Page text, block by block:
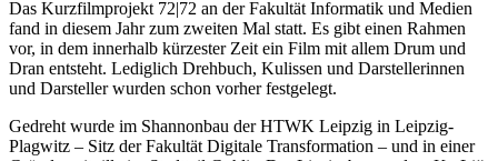
Das Kurzfilmprojekt 72|72 an der Fakultät Informatik und Medien
fand in diesem Jahr zum zweiten Mal statt. Es gibt einen Rahmen
vor, in dem innerhalb kürzester Zeit ein Film mit allem Drum und
Dran entsteht. Lediglich Drehbuch, Kulissen und Darstellerinnen
und Darsteller wurden schon vorher festgelegt.
Gedreht wurde im Shannonbau der HTWK Leipzig in Leipzig-
Plagwitz – Sitz der Fakultät Digitale Transformation – und in einer